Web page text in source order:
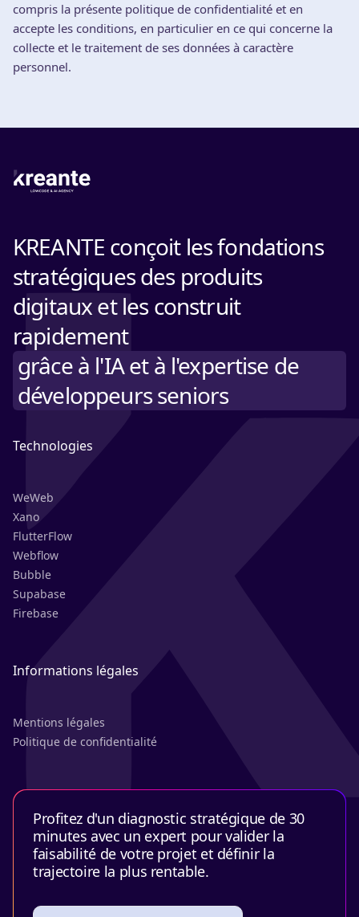
compris la présente politique de confidentialité et en
accepte les conditions, en particulier en ce qui concerne la
collecte et le traitement de ses données à caractère
personnel.
KREANTE conçoit les fondations
stratégiques des produits
digitaux et les construit
rapidement
grâce à l'IA et à l'expertise de
développeurs seniors
Technologies
WeWeb
Xano
FlutterFlow
Webflow
Bubble
Supabase
Firebase
Informations légales
Mentions légales
Politique de confidentialité
Profitez d'un diagnostic stratégique de 30
minutes avec un expert pour valider la
faisabilité de votre projet et définir la
trajectoire la plus rentable.